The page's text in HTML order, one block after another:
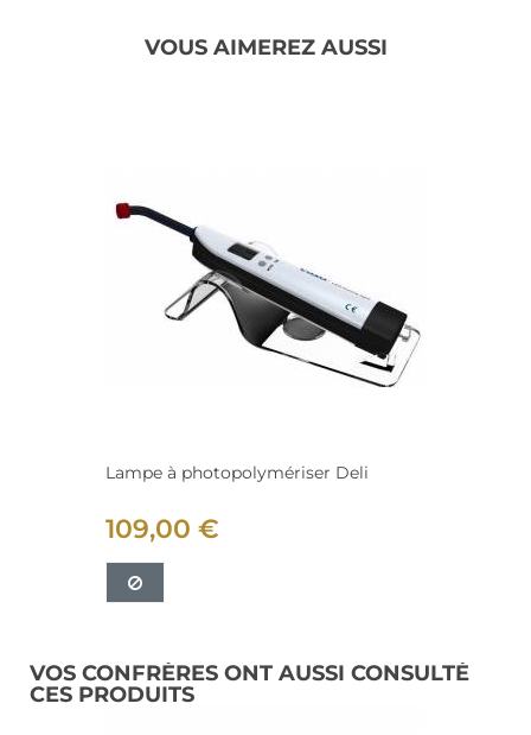
VOUS AIMEREZ AUSSI
Lampe à photopolymériser Deli
109,00 €
VOS CONFRÈRES ONT AUSSI CONSULTÉ
CES PRODUITS